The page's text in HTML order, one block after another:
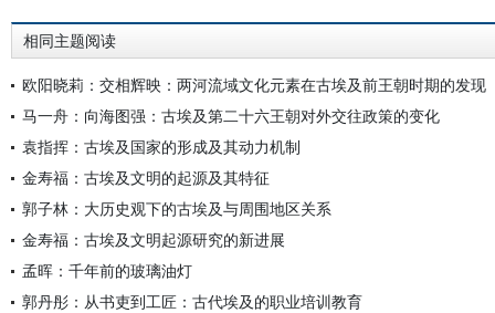
相同主题阅读
欧阳晓莉：交相辉映：两河流域文化元素在古埃及前王朝时期的发现
马一舟：向海图强：古埃及第二十六王朝对外交往政策的变化
袁指挥：古埃及国家的形成及其动力机制
金寿福：古埃及文明的起源及其特征
郭子林：大历史观下的古埃及与周围地区关系
金寿福：古埃及文明起源研究的新进展
孟晖：千年前的玻璃油灯
郭丹彤：从书吏到工匠：古代埃及的职业培训教育